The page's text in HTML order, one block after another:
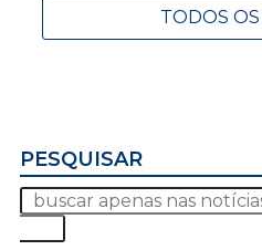
TODOS
PESQUISAR